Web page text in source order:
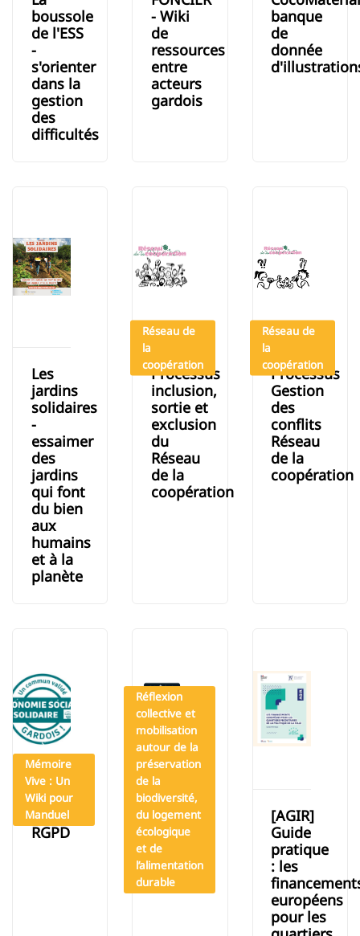
boussole
de l'ESS
-
s'orienter
dans la
gestion
des
difficultés
- Wiki
de
ressources
entre
acteurs
gardois
banque
de
donnée
Les
jardins
solidaires
-
essaimer
des
jardins
qui font
du bien
aux
humains
et à la
planète
Processus
inclusion,
sortie et
exclusion
du
Réseau
de la
coopération
Réseau de
la
coopération
Processus
Gestion
des
conflits
Réseau
de la
coopération
Réseau de
la
coopération
charte
RGPD
Mémoire
Vive : Un
Wiki pour
Manduel
Tous en
trames
Réflexion
collective et
mobilisation
autour de la
préservation
de la
biodiversité,
du logement
écologique
et de
l’alimentation
durable
[AGIR]
Guide
pratique
: les
européens
pour les